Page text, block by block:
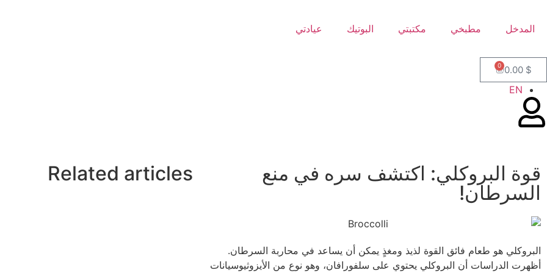
المدخل مطبخي مكتبتي البوتيك عيادتي
0.00 $
0
EN
قوة البروكلي: اكتشف سره في منع
السرطان!
البروكلي هو طعام فائق القوة لذيذ ومغذٍ يمكن أن يساعد في محاربة السرطان.
أظهرت الدراسات أن البروكلي يحتوي على سلفورافان، وهو نوع من الأيزوثيوسيانات
Related articles